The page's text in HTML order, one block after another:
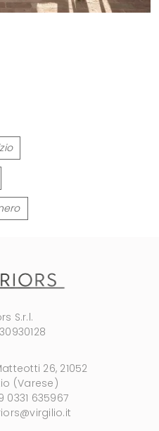
S.r.l.
26, 21052
(Varese)
0331 635967